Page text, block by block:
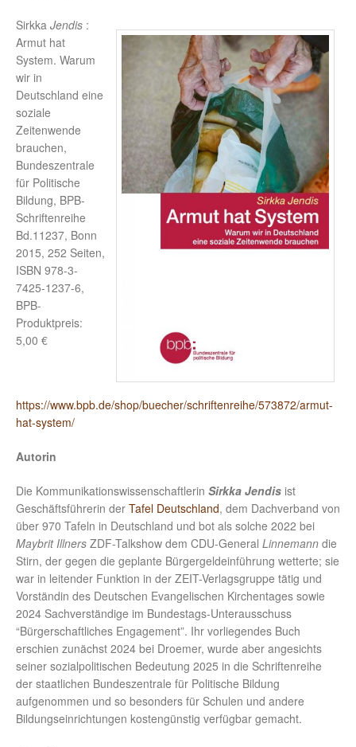
Sirkka Jendis :
Armut hat
System. Warum
wir in
Deutschland eine
soziale
Zeitenwende
brauchen,
Bundeszentrale
für Politische
Bildung, BPB-
Schriftenreihe
Bd.11237, Bonn
2015, 252 Seiten,
ISBN 978-3-
7425-1237-6,
BPB-
Produktpreis:
5,00 €
https://www.bpb.de/shop/buecher/schriftenreihe/573872/armut-
hat-system/
Autorin
Die Kommunikationswissenschaftlerin Sirkka Jendis ist
Geschäftsführerin der Tafel Deutschland, dem Dachverband von
über 970 Tafeln in Deutschland und bot als solche 2022 bei
Maybrit Illners ZDF-Talkshow dem CDU-General Linnemann die
Stirn, der gegen die geplante Bürgergeldeinführung wetterte; sie
war in leitender Funktion in der ZEIT-Verlagsgruppe tätig und
Vorständin des Deutschen Evangelischen Kirchentages sowie
2024 Sachverständige im Bundestags-Unterausschuss
“Bürgerschaftliches Engagement”. Ihr vorliegendes Buch
erschien zunächst 2024 bei Droemer, wurde aber angesichts
seiner sozialpolitischen Bedeutung 2025 in die Schriftenreihe
der staatlichen Bundeszentrale für Politische Bildung
aufgenommen und so besonders für Schulen und andere
Bildungseinrichtungen kostengünstig verfügbar gemacht.